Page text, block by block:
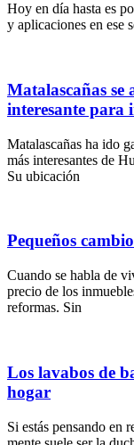
Hoy en día hasta es
y aplicaciones en ese
Matalascañas se
interesante para
Matalascañas ha ido
más interesantes de
Su ubicación
Pequeños
Cuando se habla de
precio de los
reformas. Sin
Los lavabos de
hogar
Si estás pensando en